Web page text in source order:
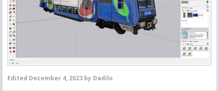
Edited December 4, 2023 by Dadilo